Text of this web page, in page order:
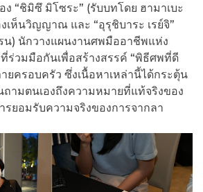
ง “ชิมิซึ มิโซระ” (รับบทโดย ฮามาเบะ
ห็นวิญญาณ และ “อุรุชิบาระ เรย์จิ”
รน) นักวางแผนงานศพมืออาชีพแห่ง
ร่วมมือกันเพื่อสร้างสรรค์ “พิธีศพที่ดี
ยครอบครัว ซึ่งเนื้อหาเหล่านี้ได้กระตุ้น
ามตนเองถึงความหมายที่แท้จริงของ
รยอมรับความจริงของการจากลา